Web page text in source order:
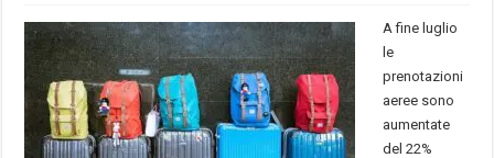
A fine luglio
le
prenotazioni
aeree sono
aumentate
del 22%